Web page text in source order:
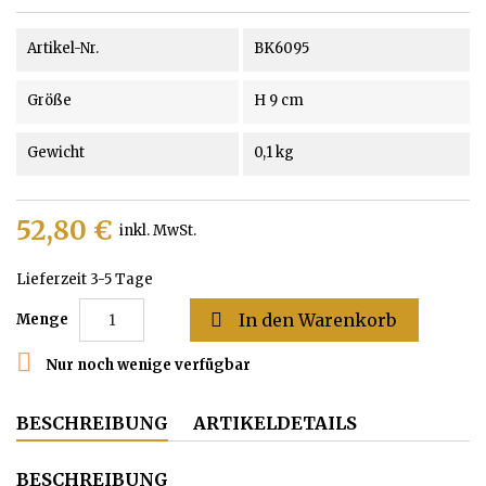
Artikel-Nr. BK6095
Größe H 9 cm
Gewicht 0,1 kg
52,80 € inkl. MwSt.
Lieferzeit 3-5 Tage
Menge  In den Warenkorb
 Nur noch wenige verfügbar
BESCHREIBUNG ARTIKELDETAILS
BESCHREIBUNG